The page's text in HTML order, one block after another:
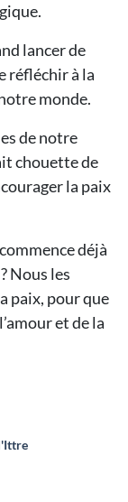
lancer de
réfléchir à la
monde.
de notre
chouette de
la paix
déjà
Nous les
paix, pour que
et de la